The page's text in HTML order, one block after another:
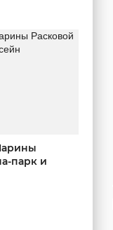
парк и